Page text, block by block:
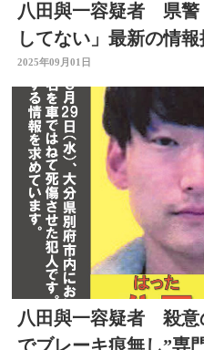
八田與一容疑者 県警
してない」最新の情
別府ひき逃げ事件
2025年09月01日
八田與一容疑者 殺意
でブレーキ痕無し”専